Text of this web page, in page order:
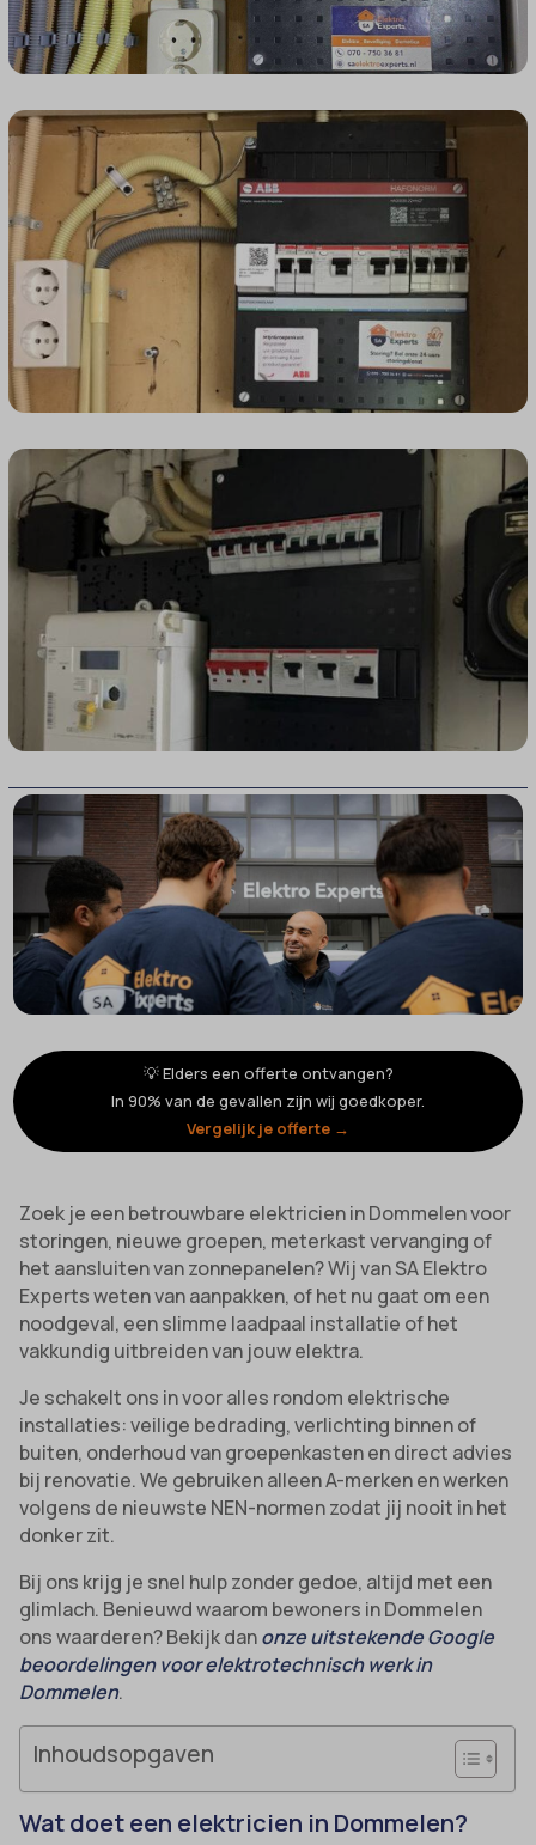
💡 Elders een offerte ontvangen?
In 90% van de gevallen zijn wij goedkoper.
Vergelijk je offerte →
Zoek je een betrouwbare elektricien in Dommelen voor
storingen, nieuwe groepen, meterkast vervanging of
het aansluiten van zonnepanelen? Wij van SA Elektro
Experts weten van aanpakken, of het nu gaat om een
noodgeval, een slimme laadpaal installatie of het
vakkundig uitbreiden van jouw elektra.
Je schakelt ons in voor alles rondom elektrische
installaties: veilige bedrading, verlichting binnen of
buiten, onderhoud van groepenkasten en direct advies
bij renovatie. We gebruiken alleen A-merken en werken
volgens de nieuwste NEN-normen zodat jij nooit in het
donker zit.
Bij ons krijg je snel hulp zonder gedoe, altijd met een
glimlach. Benieuwd waarom bewoners in Dommelen
ons waarderen? Bekijk danonze uitstekende Google
beoordelingen voor elektrotechnisch werk in
Dommelen.
Inhoudsopgaven
Wat doet een elektricien in Dommelen?